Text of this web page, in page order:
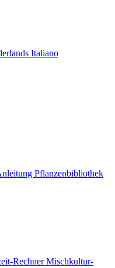
Italiano
Pflanzenbibliothek
RechnerMischkultur-